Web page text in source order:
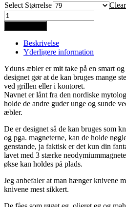
Select Størrelse
Clear
Yduns
Æbler
quantity
Beskrivelse
Yderligere information
Yduns æbler er mit take på en smart
designet gør at de kan bruges mange
ved grillen eller i kontoret.
Navnet er lånt fra den nordiske
holde de andre guder unge og sunde
æbler.
De er designet så de kan bruges som
og pga. magneterne, kan de holde
genstande, ja faktisk er det kun din
lavet med 3 stærke
økse kan holdes på plads.
Jeg anbefaler at man hænger knivene
knivene mest sikkert.